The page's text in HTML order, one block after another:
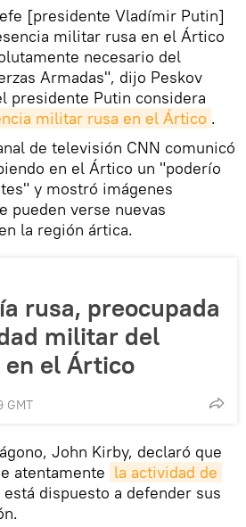
[presidente Vladímir Putin]
militar rusa en el Ártico
necesario del
Armadas", dijo Peskov
presidente Putin considera
militar rusa en el Ártico .
de televisión CNN comunicó
en el Ártico un "poderío
y mostró imágenes
pueden verse nuevas
la región ártica.
rusa, preocupada
militar del
en el Ártico
GMT
John Kirby, declaró que
atentamente la actividad de
está dispuesto a defender sus